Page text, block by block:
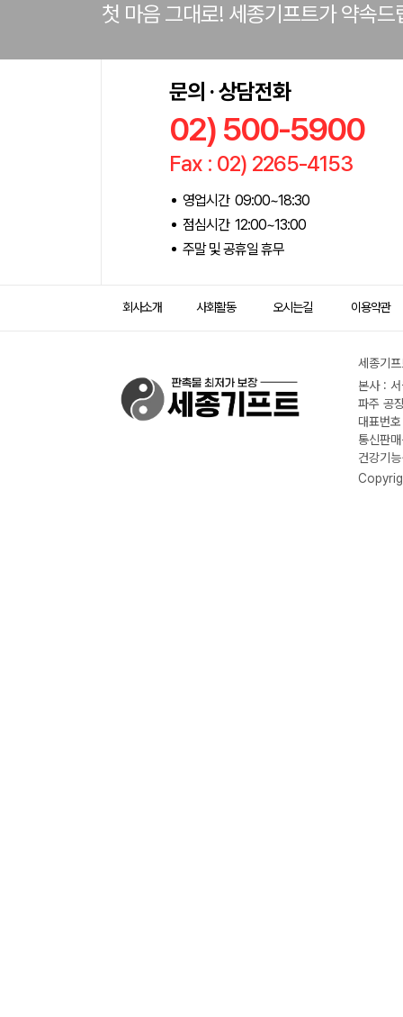
첫 마음 그대로! 세종기프트가 약속드
문의 · 상담전화
02) 500-5900
Fax : 02) 2265-4153
영업시간 09:00~18:30
점심시간 12:00~13:00
주말 및 공휴일 휴무
회사소개 사회활동 오시는길 이용약관
세종기
본사 :
파주 공
대표번
통신판
건강기